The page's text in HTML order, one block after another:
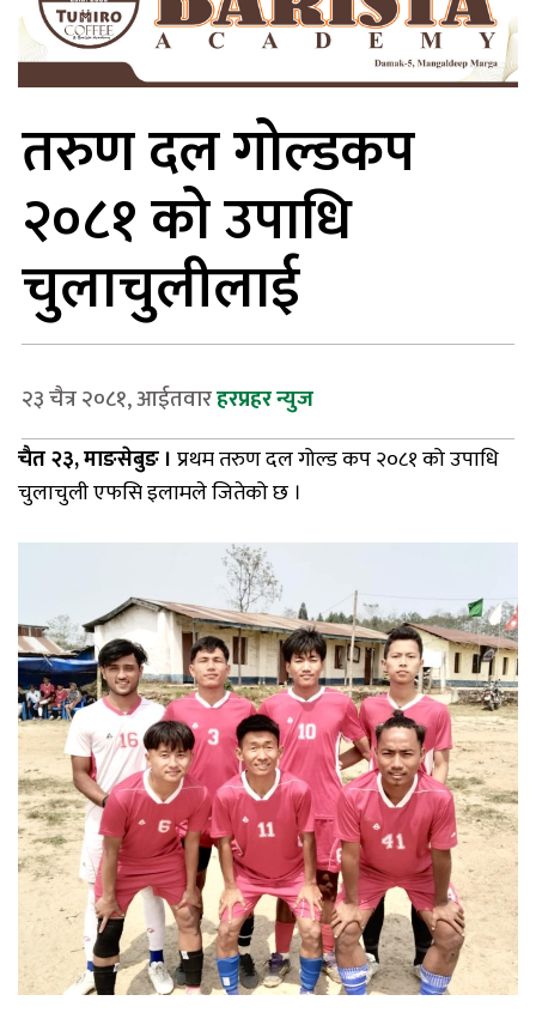
तरुण दल गोल्डकप
२०८१ को उपाधि
चुलाचुलीलाई
२३ चैत्र २०८१, आईतवारहरप्रहर न्युज
चैत२३,माङसेबुङ । प्रथमतरुणदलगोल्डकप२०८१कोउपाधि
चुलाचुलीएफसिइलामलेजितेकोछ ।